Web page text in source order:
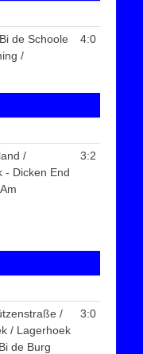
de Schoole
/
4:0
/
- Dicken End
3:2
/
/ Lagerhoek
de Burg
3:0